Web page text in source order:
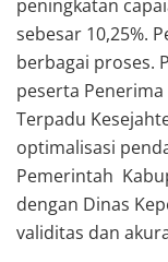
peningkatan
sebesar 10,25%.
berbagai proses.
peserta
Terpadu
optimalisasi
Pemerintah
dengan Dinas
validitas dan